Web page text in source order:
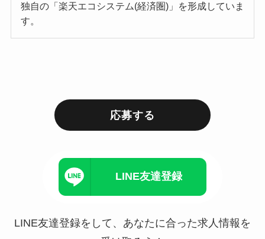
独自の「楽天エコシステム(経済圏)」を形成していま
す。
応募する
LINE友達登録
LINE友達登録をして、あなたに合った求人情報を